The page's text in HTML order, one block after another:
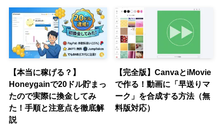
【本当に稼げる？】
Honeygainで20ドル貯まっ
たので実際に換金してみ
た！手順と注意点を徹底解
説
【完全版】CanvaとiMovie
で作る！動画に「早送りマ
ーク」を合成する方法（無
料版対応）